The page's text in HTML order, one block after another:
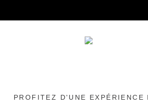
PROFITEZ D'UNE EXPÉRIENCE